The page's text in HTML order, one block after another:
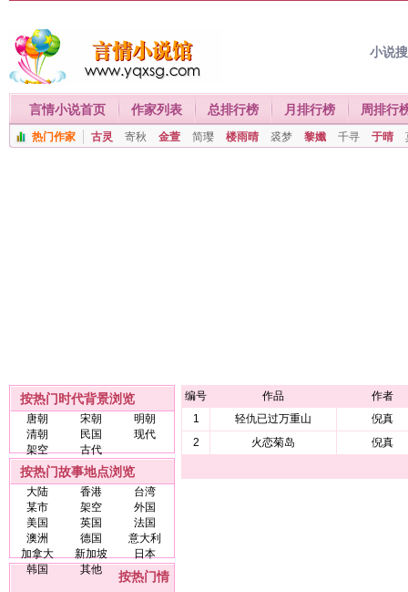
小说
言情小说首页 作家列表 总排行榜 月排行榜 周排行
热门作家 古灵 寄秋 金萱 简璎 楼雨晴 裘梦 黎孅 千寻 于晴
按热门时代背景浏览
唐朝 宋朝
明朝
清朝
民国
现代
架空
古代
按热门故事地点浏览
大陆 香港
台湾
某市
架空
外国
美国
英国
法国
澳洲
德国
意大利
加拿大
新加坡
日本
韩国
其他
按热门情
编号 作品
作者
1
轻仇已过万重山
倪真
2
火恋菊岛 倪真